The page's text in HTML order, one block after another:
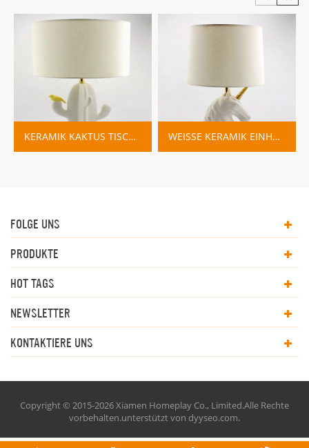
KERAMIK KAKTUS TISCHLAMPE WEISSE KERAMIK EINHORN TISCHLAMPE
FOLGE UNS
PRODUKTE
HOT TAGS
NEWSLETTER
KONTAKTIERE UNS
Copyright © 2015-2026 Xiamen Homeplay Co., Limited.Alle Rechte
vorbehalten.unterstützt von dyyseo.com.